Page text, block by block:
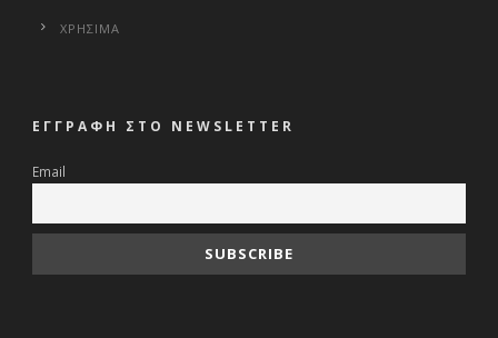
ΧΡΗΣΙΜΑ
ΕΓΓΡΑΦΗ ΣΤΟ NEWSLETTER
Email